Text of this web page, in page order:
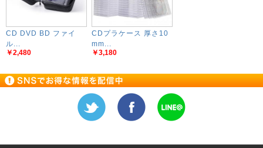
CD DVD BD ファイ
ル...
￥2,480
CDプラケース 厚さ10
mm...
￥3,180